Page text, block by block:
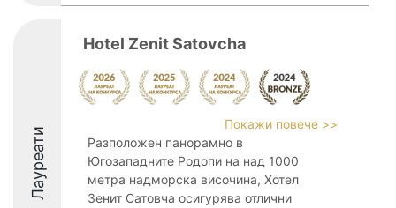
Лауреати
Hotel Zenit Satovcha
Покажи повече >>
Разположен панорамно в
Югозападните Родопи на над 1000
метра надморска височина, Хотел
Зенит Сатовча осигурява отлични